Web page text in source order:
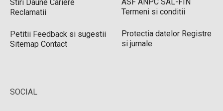
Stiri Daune Cariere
Reclamatii
Petitii Feedback si sugestii
Sitemap Contact
Termeni si conditii
Protectia datelor Registre
si jurnale
SOCIAL